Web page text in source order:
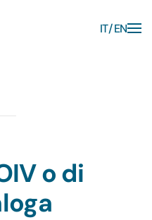
IT EN
o di